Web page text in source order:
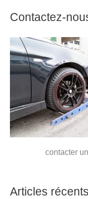
Contactez-
contacter
Articles récents